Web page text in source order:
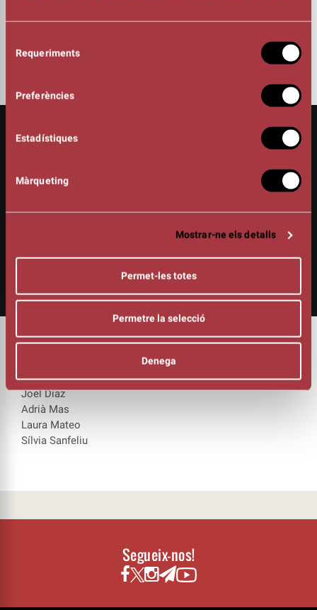
Requeriments
Preferències
Estadístiques
Màrqueting
Mostrar-ne els detalls
Permet-les totes
Permetre la selecció
Denega
Si voleu veure els 4 espectacles de Microteatre podeu fer-
20€.Clica aquí
DURADA
Alba Aloy
Joel Díaz
Adrià Mas
Laura Mateo
Sílvia Sanfeliu
Segueix-nos!